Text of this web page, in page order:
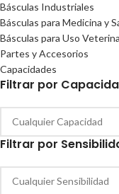
Básculas Industriales
Básculas para Medicina y
Básculas para Uso
Partes y Accesorios
Capacidades
Filtrar por
Filtrar por